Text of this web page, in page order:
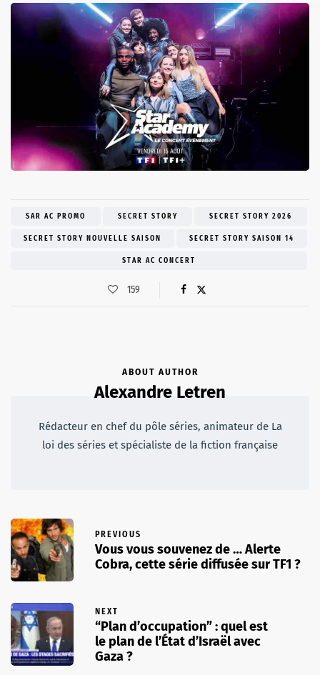
SAR AC PROMO SECRET STORY SECRET STORY 2026
SECRET STORY NOUVELLE SAISON SECRET STORY SAISON 14
STAR AC CONCERT
159
ABOUT AUTHOR
Alexandre Letren
Rédacteur en chef du pôle séries, animateur de La
loi des séries et spécialiste de la fiction française
PREVIOUS
Vous vous souvenez de … Alerte
Cobra, cette série diffusée sur TF1 ?
NEXT
“Plan d’occupation” : quel est
le plan de l’État d’Israël avec
Gaza ?